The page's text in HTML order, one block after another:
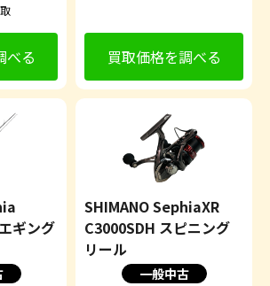
べる 買取価格を調べる
ギング
SHIMANO SephiaXR
C3000SDH スピニング
リール
一般中古